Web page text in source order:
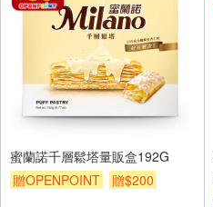
蜜蘭諾千層鬆塔量販盒192G
贈OPENPOINT
贈$200